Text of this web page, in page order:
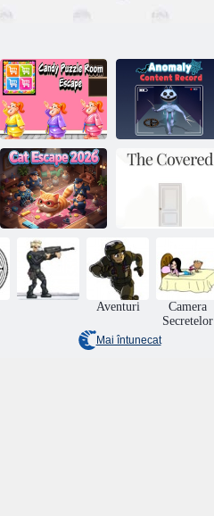
Candy Puzzle
Room Escape
Cat Escape 2026 Cel Acoperit
Aventuri
Camera
Secretelor
Mai întunecat